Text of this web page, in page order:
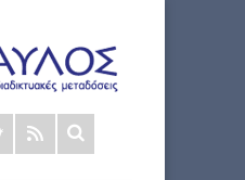
Φόρμα
αναζήτησης